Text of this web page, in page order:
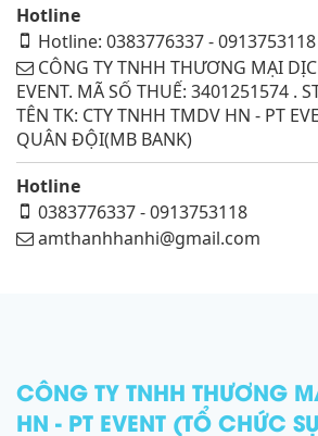
Hotline
Hotline: 0383776337 - 0913753118
CÔNG TY TNHH THƯƠNG MẠI
EVENT. MÃ SỐ THUẾ: 3401251574 .
TÊN TK: CTY TNHH TMDV HN - PT
QUÂN ĐỘI(MB BANK)
Hotline
0383776337 - 0913753118
amthanhhanhi@gmail.com
CÔNG TY TNHH THƯƠNG
HN - PT EVENT (TỔ CHỨC